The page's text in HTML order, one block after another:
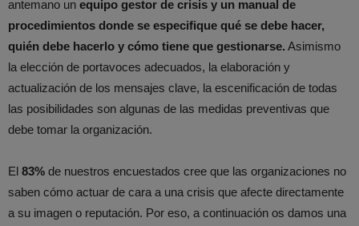
antemano un equipo gestor de crisis y un manual de
procedimientos donde se especifique qué se debe hacer,
quién debe hacerlo y cómo tiene que gestionarse. Asimismo
la elección de portavoces adecuados, la elaboración y
actualización de los mensajes clave, la escenificación de todas
las posibilidades son algunas de las medidas preventivas que
debe tomar la organización.
El 83% de nuestros encuestados cree que las organizaciones no
saben cómo actuar de cara a una crisis que afecte directamente
a su imagen o reputación. Por eso, a continuación os damos una